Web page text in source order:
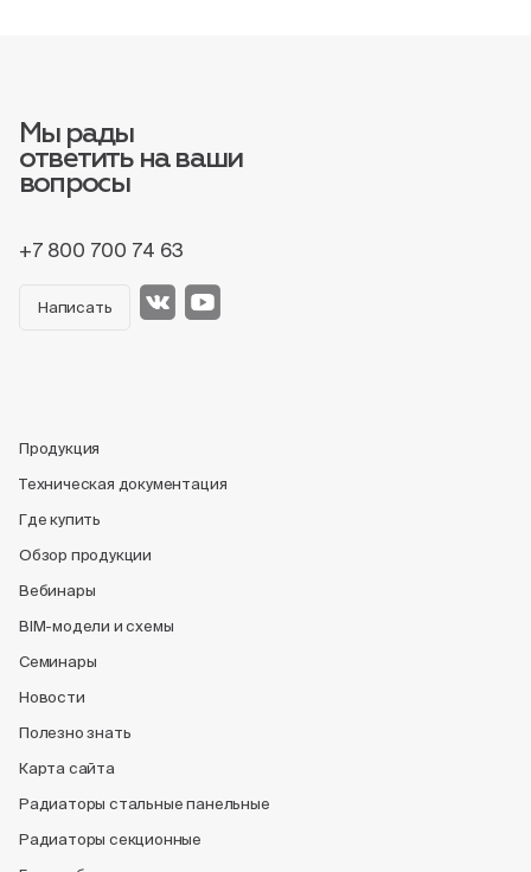
Мы рады
ответить на ваши
вопросы
+7 800 700 74 63
Написать
Продукция
Техническая документация
Где купить
Обзор продукции
Вебинары
BIM-модели и схемы
Семинары
Новости
Полезно знать
Карта сайта
Радиаторы стальные панельные
Радиаторы секционные